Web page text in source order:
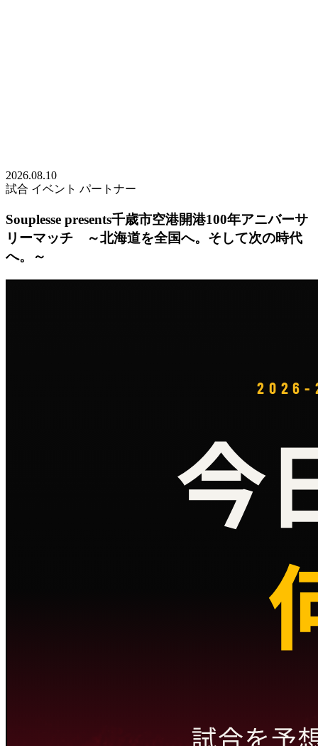
2026.08.10
試合 イベント パートナー
Souplesse presents千歳市空港開港100年アニバーサ
リーマッチ ～北海道を全国へ。そして次の時代
へ。～